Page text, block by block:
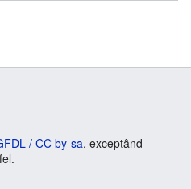
/ CC by-sa, exceptând